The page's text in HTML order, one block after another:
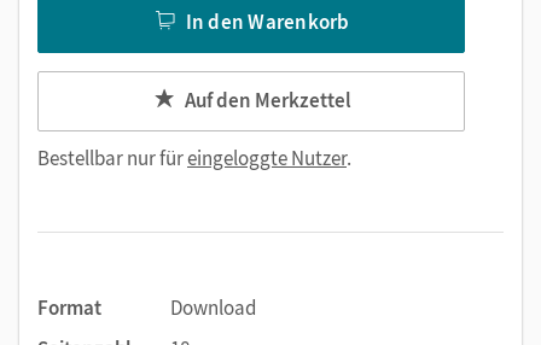
In den Warenkorb
Auf den Merkzettel
Bestellbar nur füreingeloggte Nutzer.
Format
Download